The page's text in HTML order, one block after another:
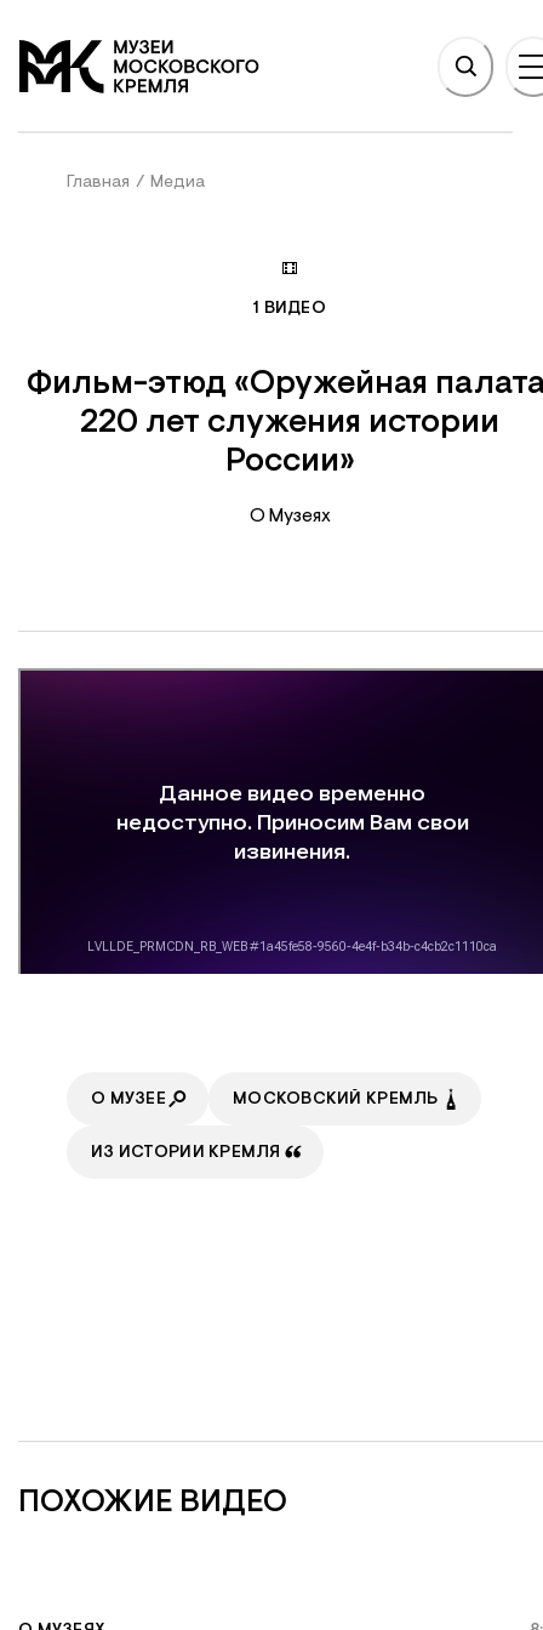
На главную
Главная / Медиа
1 ВИДЕО
Фильм-этюд «Оружейная
220 лет служения истории
России»
О Музеях
О МУЗЕЕ МОСКОВСКИЙ КРЕМЛЬ
ИЗ ИСТОРИИ КРЕМЛЯ
ПОХОЖИЕ ВИДЕО